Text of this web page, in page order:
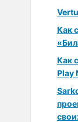
Как
Как
Play